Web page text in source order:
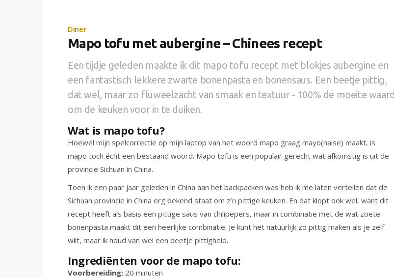
Diner
Mapo tofu met aubergine – Chinees recept
Een tijdje geleden maakte ik dit mapo tofu recept met blokjes aubergine en
een fantastisch lekkere zwarte bonenpasta en bonensaus. Een beetje pittig,
dat wel, maar zo fluweelzacht van smaak en textuur - 100% de moeite waard
om de keuken voor in te duiken.
Wat is mapo tofu?
Hoewel mijn spelcorrectie op mijn laptop van het woord mapo graag mayo(naise) maakt, is
mapo toch écht een bestaand woord. Mapo tofu is een populair gerecht wat afkomstig is uit de
provincie Sichuan in China.
Toen ik een paar jaar geleden in China aan het backpacken was heb ik me laten vertellen dat de
Sichuan provincie in China erg bekend staat om z’n pittige keuken. En dat klopt ook wel, want dit
recept heeft als basis een pittige saus van chilipepers, maar in combinatie met de wat zoete
bonenpasta maakt dit een heerlijke combinatie. Je kunt het natuurlijk zo pittig maken als je zelf
wilt, maar ik houd van wel een beetje pittigheid.
Ingrediënten voor de mapo tofu:
Voorbereiding: 20 minuten